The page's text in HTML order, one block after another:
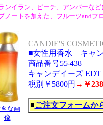
ンイラン、ピーチ、アンバーな
ノートを加えた、フルーツand
きな画
像
CANDIE'S
■女性用香水 キャ
商品番号55-438
キャンデイーズ EDT
税別￥5800円 →￥
■ご注文フォームか